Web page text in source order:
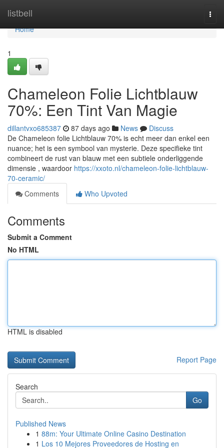
listbell
Home
Home
1
Chameleon Folie Lichtblauw
70%: Een Tint Van Magie
dillantvxo685387 87 days ago News
Discuss
De Chameleon folie Lichtblauw 70% is echt meer dan enkel een
nuance; het is een symbool van mysterie. Deze specifieke tint
combineert de rust van blauw met een subtiele onderliggende
dimensie , waardoor https://xxoto.nl/chameleon-folie-lichtblauw-
70-ceramic/
Comments
Who Upvoted
Comments
Submit a Comment
No HTML
HTML is disabled
Report Page
Search
Go
Published News
1 88m: Your Ultimate Online Casino Destination
1 Los 10 Mejores Proveedores de Hosting en